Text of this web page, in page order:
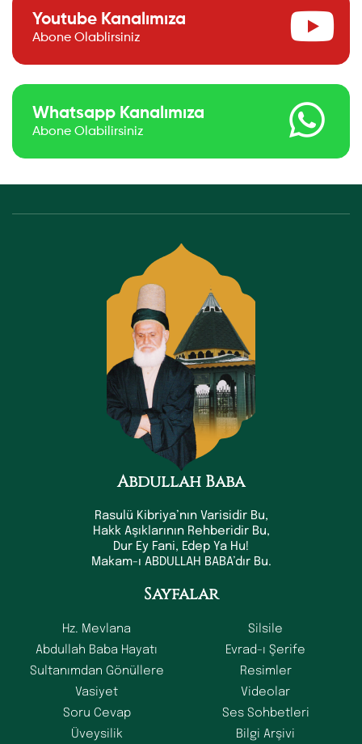
Youtube Kanalımıza
Abone Olablirsiniz
Whatsapp Kanalımıza
Abone Olabilirsiniz
Abdullah Baba
Rasulü Kibriya’nın Varisidir Bu,
Hakk Aşıklarının Rehberidir Bu,
Dur Ey Fani, Edep Ya Hu!
Makam-ı ABDULLAH BABA’dır Bu.
Sayfalar
Hz. Mevlana
Abdullah Baba Hayatı
Sultanımdan Gönüllere
Vasiyet
Soru Cevap
Üveysilik
Silsile
Evrad-ı Şerife
Resimler
Videolar
Ses Sohbetleri
Bilgi Arşivi